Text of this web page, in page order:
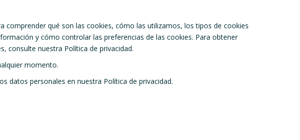
comprender qué son las cookies, cómo las utilizamos, los tipos de cookies
y cómo controlar las preferencias de las cookies. Para obtener
consulte nuestra Política de privacidad.
momento.
datos personales en nuestra Política de privacidad.